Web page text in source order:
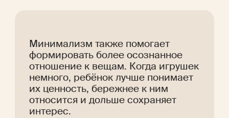
Минимализм также помогает
формировать более осознанное
отношение к вещам. Когда игрушек
немного, ребёнок лучше понимает
их ценность, бережнее к ним
относится и дольше сохраняет
интерес.